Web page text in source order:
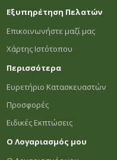
Εξυπηρέτηση Πελατών
Επικοινωνήστε μαζί μας
Χάρτης Ιστότοπου
Περισσότερα
Ευρετήριο Κατασκευαστών
Προσφορές
Ειδικές Εκπτώσεις
Ο Λογαριασμός μου